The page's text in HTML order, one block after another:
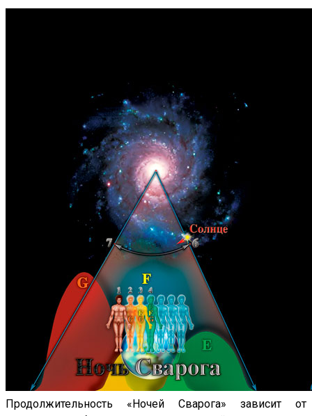
Продолжительность «Ночей Сварога» зависит от